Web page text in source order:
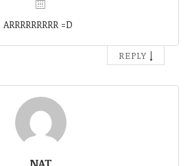
=D
REPLY ↓